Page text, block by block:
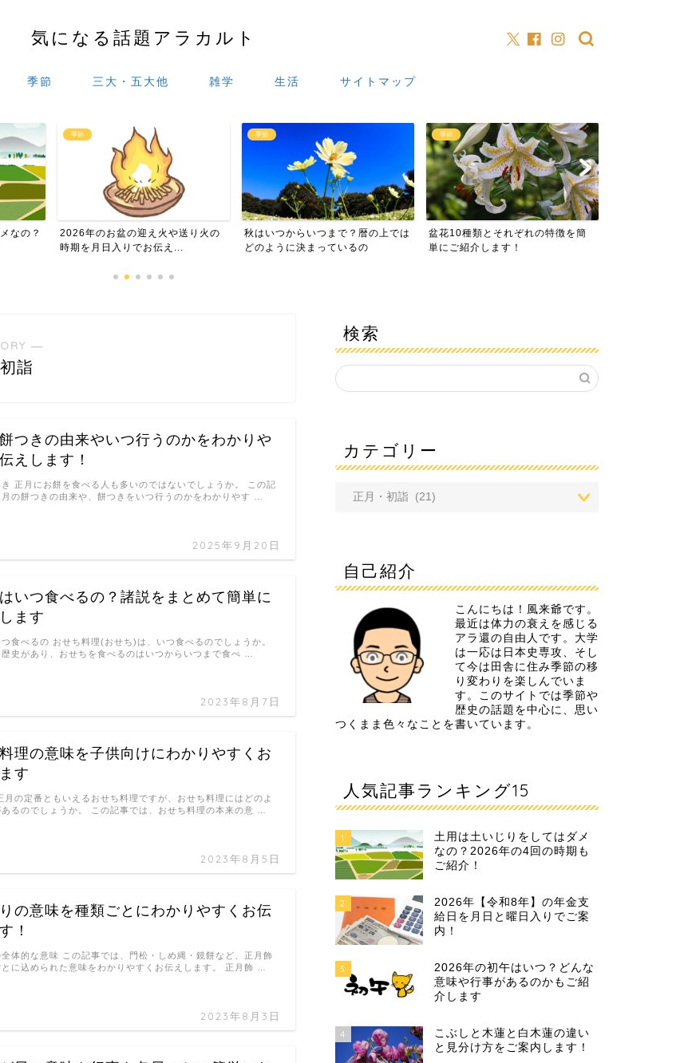
気になる話題アラカルト
季節 三大・五大他 雑学 生活 サイトマップ
の迎え火や送り火の
でお伝え...
季節
秋はいつからいつまで？暦の上では
どのように決まっているの
盆花10種類とそれぞれの特徴を簡
単にご紹介します！
夏の花
ひまわりの花が咲かない4つの理由
を簡単にお伝えします
―
詣
つきの由来やいつ行うのかをわかりや
えします！
2025年9月20日
き 正月にお餅を食べる人も多いのではないでしょうか。 この記
の餅つきの由来や、餅つきをいつ行うのかをわかりやす …
いつ食べるの？諸説をまとめて簡単に
ます
2023年8月7日
食べるの おせち料理(おせち)は、いつ食べるのでしょうか。
史があり、おせちを食べるのはいつからいつまで食べ …
理の意味を子供向けにわかりやすくお
す
2023年8月5日
月の定番ともいえるおせち料理ですが、おせち料理にはどのよ
あるのでしょうか。 この記事では、おせち料理の本来の意 …
の意味を種類ごとにわかりやすくお伝
！
2023年8月3日
体的な意味 この記事では、門松・しめ縄・鏡餅など、正月飾
とに込められた意味をわかりやすくお伝えします。 正月飾 …
検索
カテゴリー
自己紹介
こんにちは！風来爺です。
最近は体力の衰えを感じる
アラ還の自由人です。大学
は一応は日本史専攻、そし
て今は田舎に住み季節の移
り変わりを楽しんでいま
す。このサイトでは季節や
歴史の話題を中心に、思い
つくまま色々なことを書いています。
人気記事ランキング15
1
土用は土いじりをしてはダメ
なの？2026年の4回の時期も
ご紹介！
2
2026年【令和8年】の年金支
給日を月日と曜日入りでご案
内！
3
2026年の初午はいつ？どんな
意味や行事があるのかもご紹
介します
4
こぶしと木蓮と白木蓮の違い
と見分け方をご案内します！